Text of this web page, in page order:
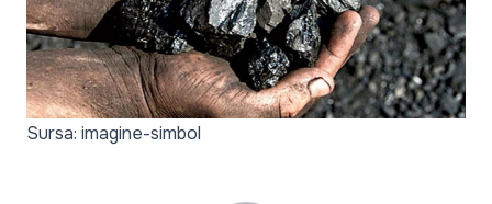
Sursa: imagine-simbol